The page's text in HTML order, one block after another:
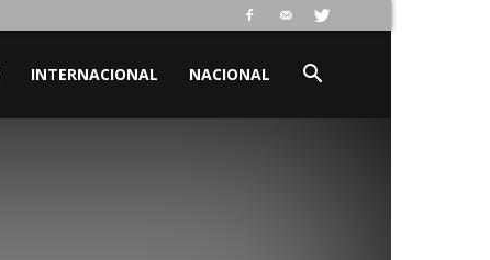
INTERNACIONAL NACIONAL